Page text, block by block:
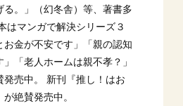
る。」（幻冬舎）等、著書多
はマンガで解決シリーズ３
お金が不安です」「親の認知
「老人ホームは親不孝？」
発売中。 新刊『推し！はお
絶賛発売中。